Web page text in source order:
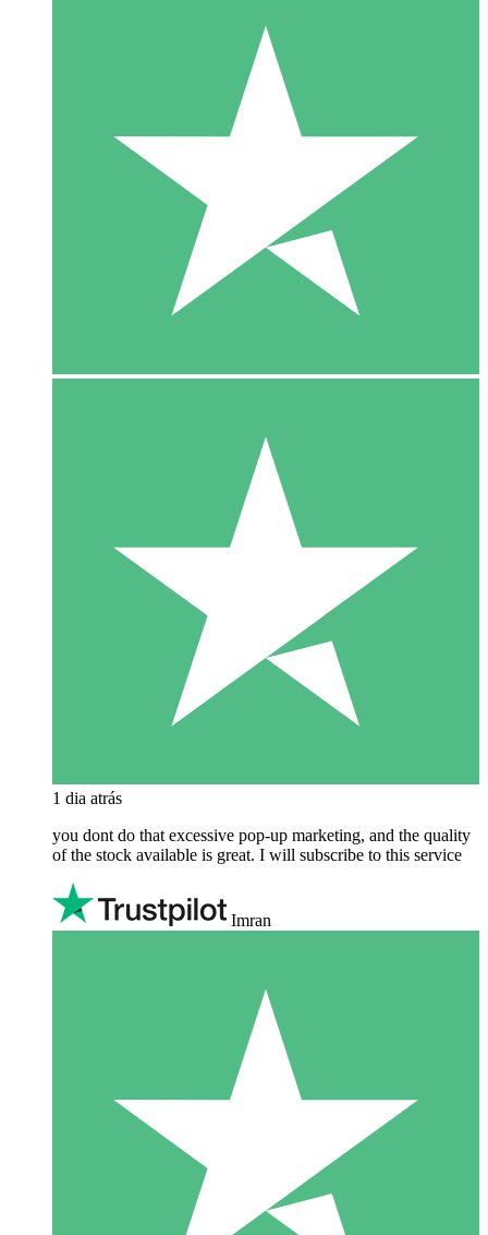
1 dia atrás
you dont do that excessive pop-up marketing, and the quality
of the stock available is great. I will subscribe to this service
Imran